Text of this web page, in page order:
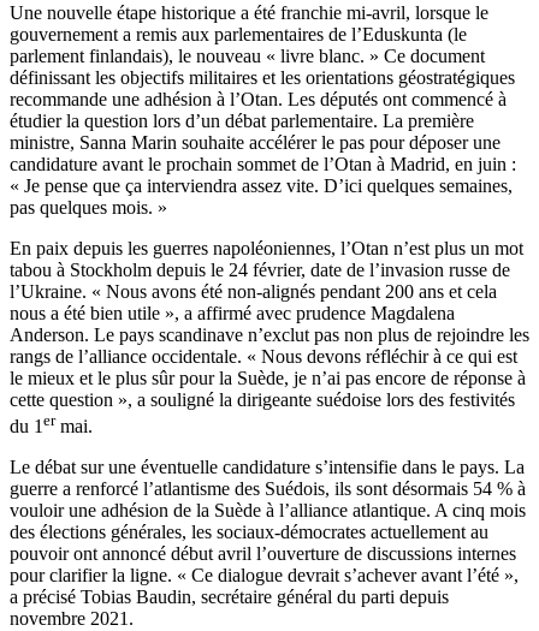
Une nouvelle étape historique a été franchie mi-avril, lorsque le
gouvernement a remis aux parlementaires de l’Eduskunta (le
parlement finlandais), le nouveau « livre blanc. » Ce document
définissant les objectifs militaires et les orientations géostratégiques
recommande une adhésion à l’Otan. Les députés ont commencé à
étudier la question lors d’un débat parlementaire. La première
ministre, Sanna Marin souhaite accélérer le pas pour déposer une
candidature avant le prochain sommet de l’Otan à Madrid, en juin :
« Je pense que ça interviendra assez vite. D’ici quelques semaines,
pas quelques mois. »
En paix depuis les guerres napoléoniennes, l’Otan n’est plus un mot
tabou à Stockholm depuis le 24 février, date de l’invasion russe de
l’Ukraine. « Nous avons été non-alignés pendant 200 ans et cela
nous a été bien utile », a affirmé avec prudence Magdalena
Anderson. Le pays scandinave n’exclut pas non plus de rejoindre les
rangs de l’alliance occidentale. « Nous devons réfléchir à ce qui est
le mieux et le plus sûr pour la Suède, je n’ai pas encore de réponse à
cette question », a souligné la dirigeante suédoise lors des festivités
du 1 ermai.
Le débat sur une éventuelle candidature s’intensifie dans le pays. La
guerre a renforcé l’atlantisme des Suédois, ils sont désormais 54 % à
vouloir une adhésion de la Suède à l’alliance atlantique. A cinq mois
des élections générales, les sociaux-démocrates actuellement au
pouvoir ont annoncé début avril l’ouverture de discussions internes
pour clarifier la ligne. « Ce dialogue devrait s’achever avant l’été »,
a précisé Tobias Baudin, secrétaire général du parti depuis
novembre 2021.